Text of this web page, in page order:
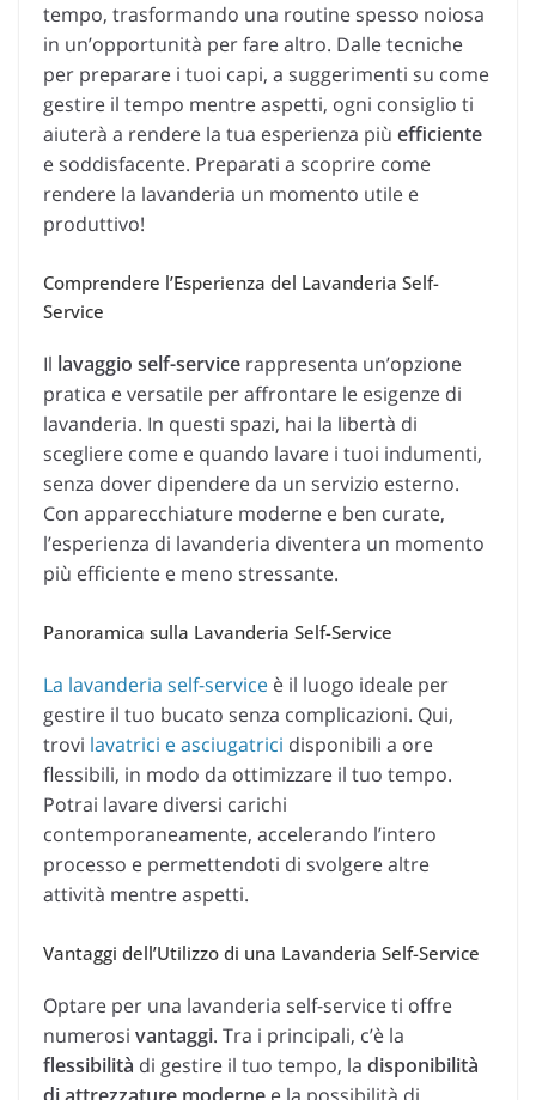
tempo, trasformando una routine spesso noiosa
in un’opportunità per fare altro. Dalle tecniche
per preparare i tuoi capi, a suggerimenti su come
gestire il tempo mentre aspetti, ogni consiglio ti
aiuterà a rendere la tua esperienza più efficiente
e soddisfacente. Preparati a scoprire come
rendere la lavanderia un momento utile e
produttivo!
Comprendere l’Esperienza del Lavanderia Self-
Service
Il lavaggio self-service rappresenta un’opzione
pratica e versatile per affrontare le esigenze di
lavanderia. In questi spazi, hai la libertà di
scegliere come e quando lavare i tuoi indumenti,
senza dover dipendere da un servizio esterno.
Con apparecchiature moderne e ben curate,
l’esperienza di lavanderia diventera un momento
più efficiente e meno stressante.
Panoramica sulla Lavanderia Self-Service
La lavanderia self-service è il luogo ideale per
gestire il tuo bucato senza complicazioni. Qui,
trovi lavatrici e asciugatrici disponibili a ore
flessibili, in modo da ottimizzare il tuo tempo.
Potrai lavare diversi carichi
contemporaneamente, accelerando l’intero
processo e permettendoti di svolgere altre
attività mentre aspetti.
Vantaggi dell’Utilizzo di una Lavanderia Self-Service
Optare per una lavanderia self-service ti offre
numerosi vantaggi. Tra i principali, c’è la
flessibilità di gestire il tuo tempo, la disponibilità